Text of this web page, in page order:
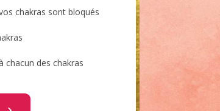
chakras sont bloqués
chacun des chakras